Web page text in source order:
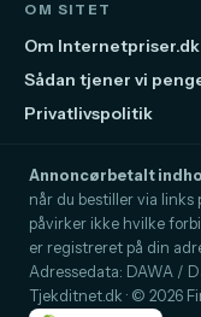
OM SITET
Om Internetpriser.dk
Sådan tjener vi
Privatlivspolitik
Annoncørbetalt
når du bestiller via links
påvirker ikke hvilke
er registreret på din
Adressedata: DAWA /
Tjekditnet.dk · © 2026